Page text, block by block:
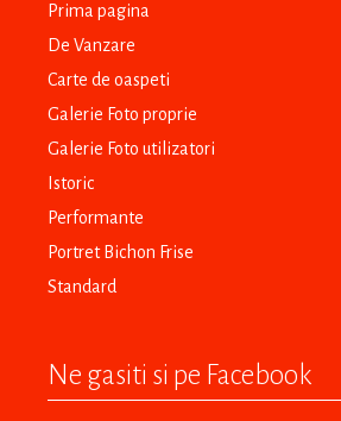
Prima pagina
De Vanzare
Carte de oaspeti
Galerie Foto proprie
Galerie Foto utilizatori
Istoric
Performante
Portret Bichon Frise
Standard
Ne gasiti si pe Facebook